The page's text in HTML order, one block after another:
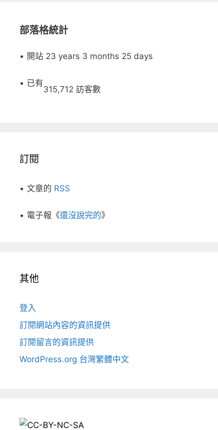
部落格統計
• 開站 23 years 3 months 25 days
• 已有
315,712 訪客數
訂閱
• 文章的 RSS
• 電子報《還沒說完的》
其他
登入
訂閱網站內容的資訊提供
訂閱留言的資訊提供
WordPress.org 台灣繁體中文